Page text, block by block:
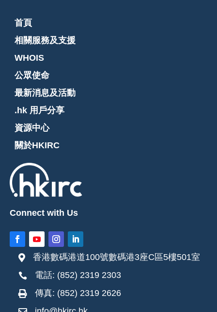
首頁
相關服務及支援
WHOIS
公眾使命
最新消息及活動
.hk 用戶分享
資源中心
關於HKIRC
Connect with Us
 香港數碼港道100號數碼港3座C區5樓501室
 電話: (852) 2319 2303
 傳真: (852) 2319 2626